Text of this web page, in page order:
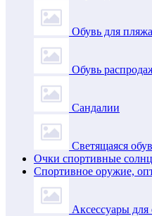
Обувь для пляжа
Обувь
Сандалии
Светящаяся
Очки спортивные
Спортивное оружие,
Аксессуары